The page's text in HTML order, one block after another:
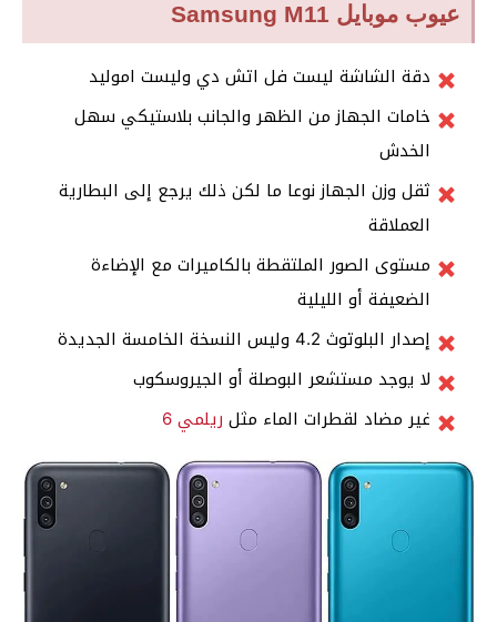
عيوب موبايل Samsung M11
دقة الشاشة ليست فل اتش دي وليست اموليد
خامات الجهاز من الظهر والجانب بلاستيكي سهل
الخدش
ثقل وزن الجهاز نوعا ما لكن ذلك يرجع إلى البطارية
العملاقة
مستوى الصور الملتقطة بالكاميرات مع الإضاءة
الضعيفة أو الليلية
إصدار البلوتوث 4.2 وليس النسخة الخامسة الجديدة
لا يوجد مستشعر البوصلة أو الجيروسكوب
غير مضاد لقطرات الماء مثل ريلمي 6